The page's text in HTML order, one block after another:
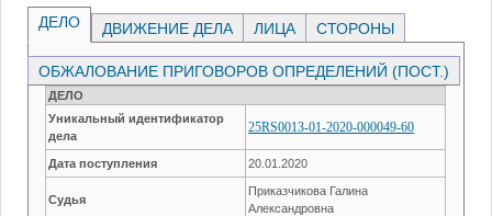
ДЕЛО ДВИЖЕНИЕ ДЕЛА ЛИЦА СТОРОНЫ
ОБЖАЛОВАНИЕ ПРИГОВОРОВ ОПРЕДЕЛЕНИЙ (ПОСТ.)
ДЕЛО
Уникальный идентификатор
дела
25RS0013-01-2020-000049-60
Дата поступления 20.01.2020
Судья
Приказчикова Галина
Александровна